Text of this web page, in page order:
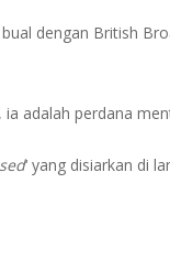
dengan British
adalah perdana
‘ yang disiarkan di